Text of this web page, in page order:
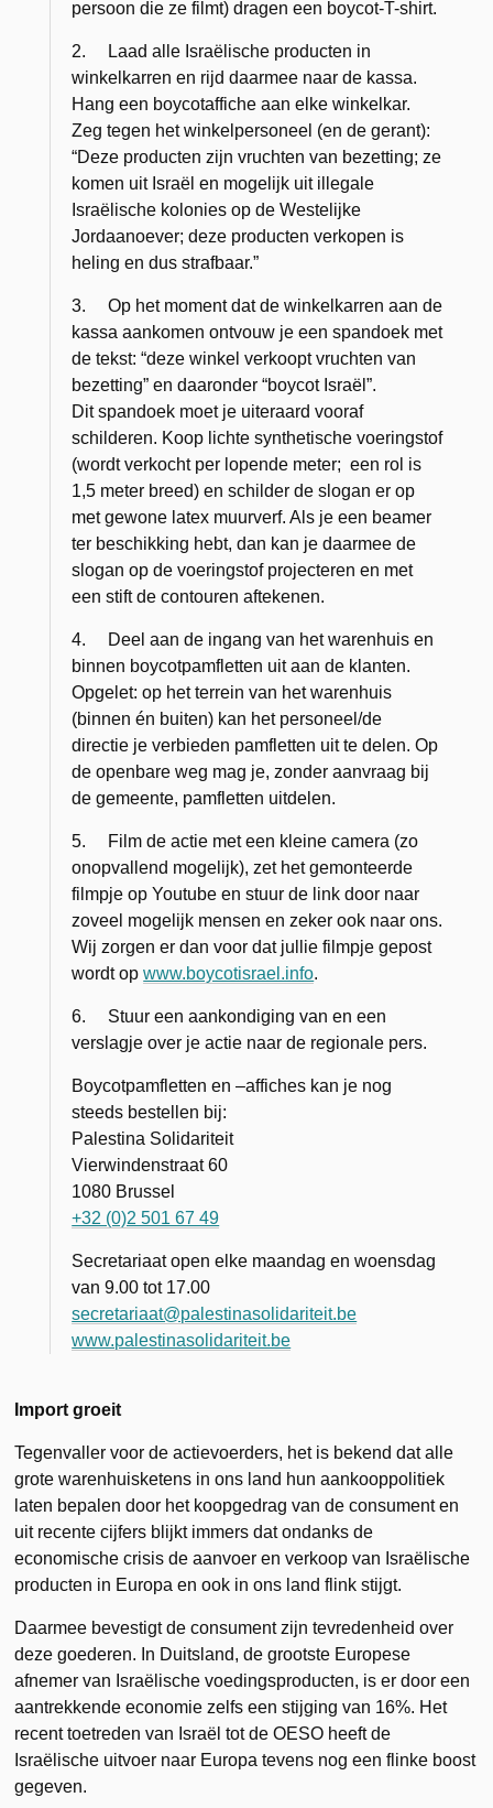
persoon die ze filmt) dragen een boycot-T-shirt.
2. Laad alle Israëlische producten in
winkelkarren en rijd daarmee naar de kassa.
Hang een boycotaffiche aan elke winkelkar.
Zeg tegen het winkelpersoneel (en de gerant):
“Deze producten zijn vruchten van bezetting; ze
komen uit Israël en mogelijk uit illegale
Israëlische kolonies op de Westelijke
Jordaanoever; deze producten verkopen is
heling en dus strafbaar.”
3. Op het moment dat de winkelkarren aan de
kassa aankomen ontvouw je een spandoek met
de tekst: “deze winkel verkoopt vruchten van
bezetting” en daaronder “boycot Israël”.
Dit spandoek moet je uiteraard vooraf
schilderen. Koop lichte synthetische voeringstof
(wordt verkocht per lopende meter; een rol is
1,5 meter breed) en schilder de slogan er op
met gewone latex muurverf. Als je een beamer
ter beschikking hebt, dan kan je daarmee de
slogan op de voeringstof projecteren en met
een stift de contouren aftekenen.
4. Deel aan de ingang van het warenhuis en
binnen boycotpamfletten uit aan de klanten.
Opgelet: op het terrein van het warenhuis
(binnen én buiten) kan het personeel/de
directie je verbieden pamfletten uit te delen. Op
de openbare weg mag je, zonder aanvraag bij
de gemeente, pamfletten uitdelen.
5. Film de actie met een kleine camera (zo
onopvallend mogelijk), zet het gemonteerde
filmpje op Youtube en stuur de link door naar
zoveel mogelijk mensen en zeker ook naar ons.
Wij zorgen er dan voor dat jullie filmpje gepost
wordt opwww.boycotisrael.info.
6. Stuur een aankondiging van en een
verslagje over je actie naar de regionale pers.
Boycotpamfletten en –affiches kan je nog
steeds bestellen bij:
Palestina Solidariteit
Vierwindenstraat 60
1080 Brussel
+32 (0)2 501 67 49
Secretariaat open elke maandag en woensdag
van 9.00 tot 17.00
secretariaat@palestinasolidariteit.be
www.palestinasolidariteit.be
Import groeit
Tegenvaller voor de actievoerders, het is bekend dat alle
grote warenhuisketens in ons land hun aankooppolitiek
laten bepalen door het koopgedrag van de consument en
uit recente cijfers blijkt immers dat ondanks de
economische crisis de aanvoer en verkoop van Israëlische
producten in Europa en ook in ons land flink stijgt.
Daarmee bevestigt de consument zijn tevredenheid over
deze goederen. In Duitsland, de grootste Europese
afnemer van Israëlische voedingsproducten, is er door een
aantrekkende economie zelfs een stijging van 16%. Het
recent toetreden van Israël tot de OESO heeft de
Israëlische uitvoer naar Europa tevens nog een flinke boost
gegeven.